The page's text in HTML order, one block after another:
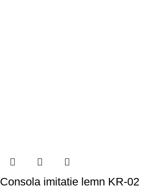
Consola imitatie lemn KR-02